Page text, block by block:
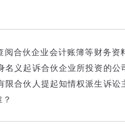
合伙企业会计账簿等财务资
义起诉合伙企业所投资的公
合伙人提起知情权派生诉讼